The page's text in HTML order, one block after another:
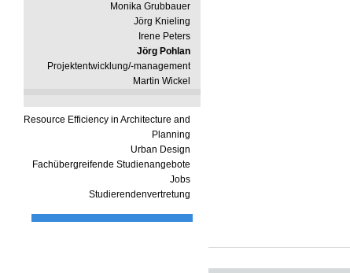
Monika Grubbauer
Jörg Knieling
Irene Peters
Jörg Pohlan
Projektentwicklung/-management
Martin Wickel
Resource Efficiency in Architecture and
Planning
Urban Design
Fachübergreifende Studienangebote
Jobs
Studierendenvertretung